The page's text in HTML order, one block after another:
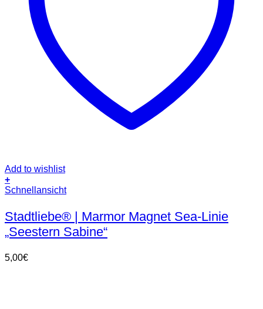
Add to wishlist
+
Schnellansicht
Stadtliebe® | Marmor Magnet Sea-Linie
„Seestern Sabine“
5,00€